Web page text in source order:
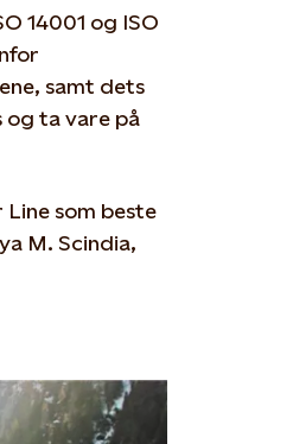
14001 og ISO
samt dets
og ta vare på
Line som beste
M. Scindia,